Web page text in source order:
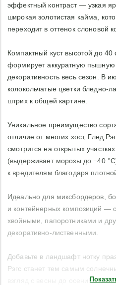
эффектный контраст — узкая
широкая золотистая кайма,
переходит в оттенок слоновой
Компактный куст высотой до
формирует аккуратную пышную
декоративность весь сезон. В
колокольчатые цветки
штрих к общей картине.
Уникальное преимущество
отличие от многих хост, Глед
смотрится на открытых
(выдерживает морозы до −40
к вредителям благодаря
Идеально для миксбордеров,
и контейнерных композиций —
хвойными, папоротниками и
декоративно‑лиственными.
Добавьте в ландшафт нотку
Рэгс станет тем самым
взгляд с весны до осени!